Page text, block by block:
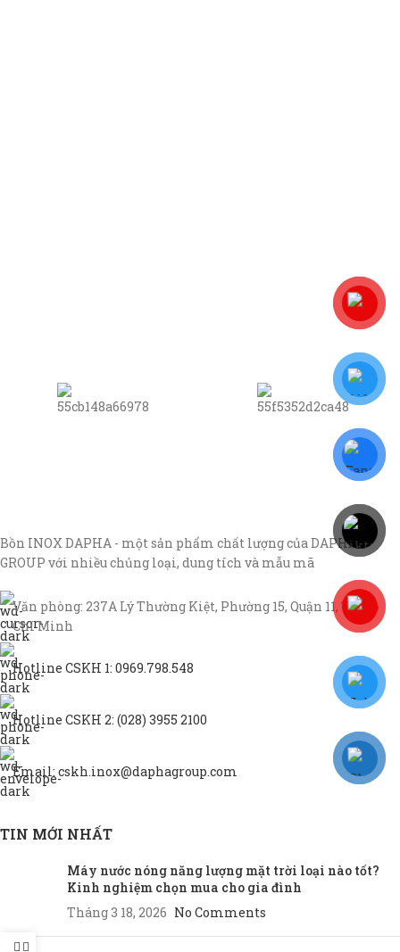
Bồn INOX DAPHA - một sản phẩm chất lượng của DAPHA
GROUP với nhiều chủng loại, dung tích và mẫu mã
Văn phòng: 237A Lý Thường Kiệt, Phường 15, Quận 11, TP Hồ
Chí Minh
Hotline CSKH 1: 0969.798.548
Hotline CSKH 2: (028) 3955 2100
Email: cskh.inox@daphagroup.com
TIN MỚI NHẤT
Máy nước nóng năng lượng mặt trời loại nào tốt?
Kinh nghiệm chọn mua cho gia đình
Tháng 3 18, 2026 No Comments